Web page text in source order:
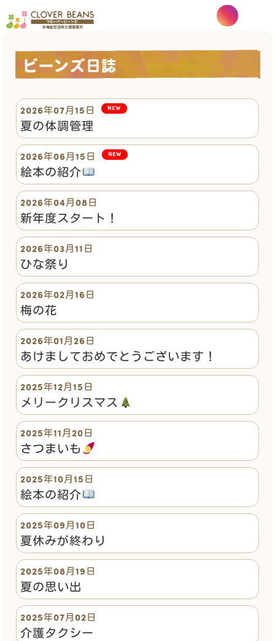
ビーンズ日誌
2026年07月15日 NEW
夏の体調管理
2026年06月15日 NEW
絵本の紹介
2026年04月08日
新年度スタート！
2026年03月11日
ひな祭り
2026年02月16日
梅の花
2026年01月26日
あけましておめでとうございます！
2025年12月15日
メリークリスマス
2025年11月20日
さつまいも
2025年10月15日
絵本の紹介
2025年09月10日
夏休みが終わり
2025年08月19日
夏の思い出
2025年07月02日
介護タクシー